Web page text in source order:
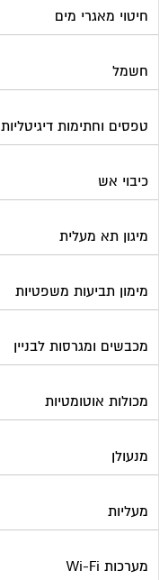
חיטוי מאגרי מים
חשמל
טפסים וחתימות דיגיטליות
כיבוי אש
מיגון תא מעלית
מימון תביעות משפטיות
מכבשים ומגרסות לבניין
מכולות אוטומטיות
מנעולן
מעליות
מערכות Wi-Fi